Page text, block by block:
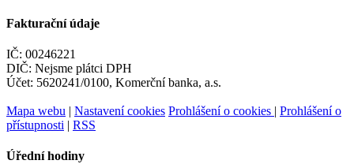
Fakturační údaje
IČ: 00246221
DIČ: Nejsme plátci DPH
Účet: 5620241/0100, Komerční banka, a.s.
Mapa webu | Nastavení cookies Prohlášení o cookies | Prohlášení o
přístupnosti | RSS
Úřední hodiny